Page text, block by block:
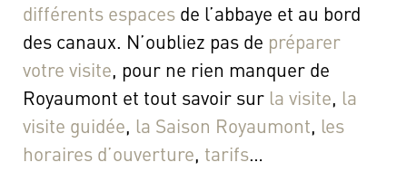
différents espaces de l’abbaye et au bord
des canaux. N’oubliez pas de préparer
votre visite, pour ne rien manquer de
Royaumont et tout savoir sur la visite, la
visite guidée, la Saison Royaumont, les
horaires d’ouverture, tarifs…